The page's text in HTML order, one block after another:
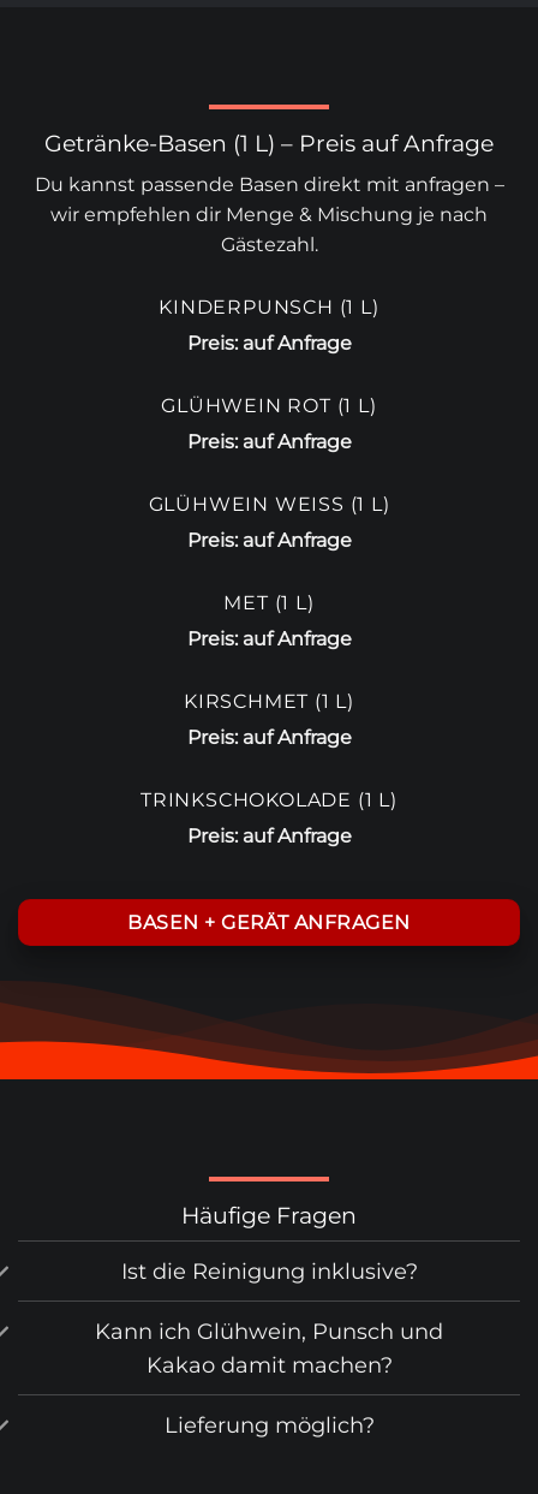
Getränke-Basen (1 L) – Preis auf Anfrage
Du kannst passende Basen direkt mit anfragen –
wir empfehlen dir Menge & Mischung je nach
Gästezahl.
KINDERPUNSCH (1 L)
Preis: auf Anfrage
GLÜHWEIN ROT (1 L)
Preis: auf Anfrage
GLÜHWEIN WEISS (1 L)
Preis: auf Anfrage
MET (1 L)
Preis: auf Anfrage
KIRSCHMET (1 L)
Preis: auf Anfrage
TRINKSCHOKOLADE (1 L)
Preis: auf Anfrage
BASEN + GERÄT ANFRAGEN
Häufige Fragen
Ist die Reinigung inklusive?
Kann ich Glühwein, Punsch und
Kakao damit machen?
Lieferung möglich?